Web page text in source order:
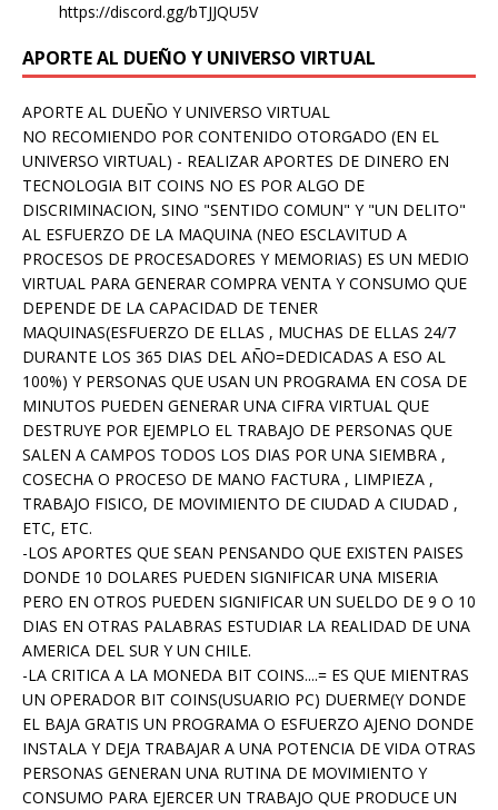
https://discord.gg/bTJJQU5V
APORTE AL DUEÑO Y UNIVERSO VIRTUAL
APORTE AL DUEÑO Y UNIVERSO VIRTUAL
NO RECOMIENDO POR CONTENIDO OTORGADO (EN EL
UNIVERSO VIRTUAL) - REALIZAR APORTES DE DINERO EN
TECNOLOGIA BIT COINS NO ES POR ALGO DE
DISCRIMINACION, SINO "SENTIDO COMUN" Y "UN DELITO"
AL ESFUERZO DE LA MAQUINA (NEO ESCLAVITUD A
PROCESOS DE PROCESADORES Y MEMORIAS) ES UN MEDIO
VIRTUAL PARA GENERAR COMPRA VENTA Y CONSUMO QUE
DEPENDE DE LA CAPACIDAD DE TENER
MAQUINAS(ESFUERZO DE ELLAS , MUCHAS DE ELLAS 24/7
DURANTE LOS 365 DIAS DEL AÑO=DEDICADAS A ESO AL
100%) Y PERSONAS QUE USAN UN PROGRAMA EN COSA DE
MINUTOS PUEDEN GENERAR UNA CIFRA VIRTUAL QUE
DESTRUYE POR EJEMPLO EL TRABAJO DE PERSONAS QUE
SALEN A CAMPOS TODOS LOS DIAS POR UNA SIEMBRA ,
COSECHA O PROCESO DE MANO FACTURA , LIMPIEZA ,
TRABAJO FISICO, DE MOVIMIENTO DE CIUDAD A CIUDAD ,
ETC, ETC.
-LOS APORTES QUE SEAN PENSANDO QUE EXISTEN PAISES
DONDE 10 DOLARES PUEDEN SIGNIFICAR UNA MISERIA
PERO EN OTROS PUEDEN SIGNIFICAR UN SUELDO DE 9 O 10
DIAS EN OTRAS PALABRAS ESTUDIAR LA REALIDAD DE UNA
AMERICA DEL SUR Y UN CHILE.
-LA CRITICA A LA MONEDA BIT COINS....= ES QUE MIENTRAS
UN OPERADOR BIT COINS(USUARIO PC) DUERME(Y DONDE
EL BAJA GRATIS UN PROGRAMA O ESFUERZO AJENO DONDE
INSTALA Y DEJA TRABAJAR A UNA POTENCIA DE VIDA OTRAS
PERSONAS GENERAN UNA RUTINA DE MOVIMIENTO Y
CONSUMO PARA EJERCER UN TRABAJO QUE PRODUCE UN